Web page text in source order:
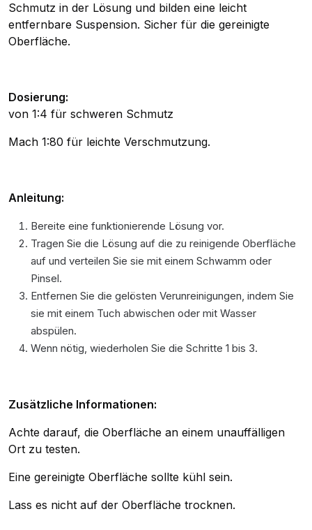
Schmutz in der Lösung und bilden eine leicht
entfernbare Suspension. Sicher für die gereinigte
Oberfläche.
Dosierung:
von 1:4 für schweren Schmutz
Mach 1:80 für leichte Verschmutzung.
Anleitung:
Bereite eine funktionierende Lösung vor.
Tragen Sie die Lösung auf die zu reinigende Oberfläche
auf und verteilen Sie sie mit einem Schwamm oder
Pinsel.
Entfernen Sie die gelösten Verunreinigungen, indem Sie
sie mit einem Tuch abwischen oder mit Wasser
abspülen.
Wenn nötig, wiederholen Sie die Schritte 1 bis 3.
Zusätzliche Informationen:
Achte darauf, die Oberfläche an einem unauffälligen
Ort zu testen.
Eine gereinigte Oberfläche sollte kühl sein.
Lass es nicht auf der Oberfläche trocknen.